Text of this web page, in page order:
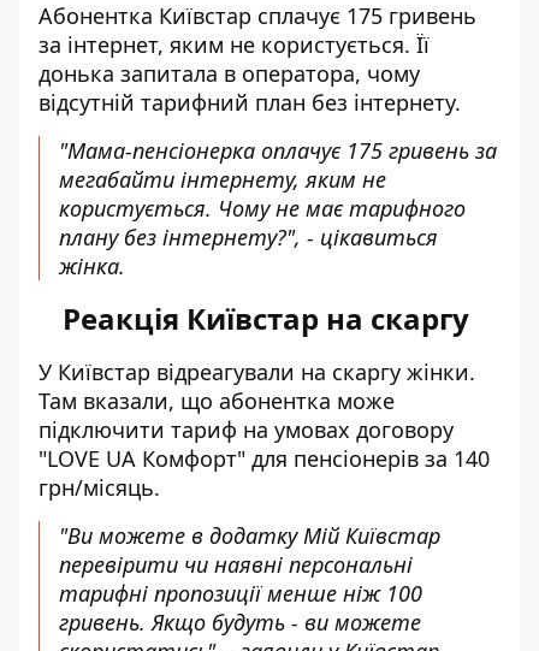
Абонентка Київстар сплачує 175 гривень
за інтернет, яким не користується. Її
донька запитала в оператора, чому
відсутній тарифний план без інтернету.
"Мама-пенсіонерка оплачує 175 гривень за
мегабайти інтернету, яким не
користується. Чому не має тарифного
плану без інтернету?", - цікавиться
жінка.
Реакція Київстар на скаргу
У Київстар відреагували на скаргу жінки.
Там вказали, що абонентка може
підключити тариф на умовах договору
"LOVE UA Комфорт" для пенсіонерів за 140
грн/місяць.
"Ви можете в додатку Мій Київстар
перевірити чи наявні персональні
тарифні пропозиції менше ніж 100
гривень. Якщо будуть - ви можете